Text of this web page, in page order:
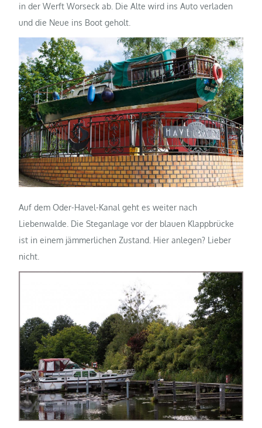
in der Werft Worseck ab. Die Alte wird ins Auto verladen
und die Neue ins Boot geholt.
Auf dem Oder-Havel-Kanal geht es weiter nach
Liebenwalde. Die Steganlage vor der blauen Klappbrücke
ist in einem jämmerlichen Zustand. Hier anlegen? Lieber
nicht.